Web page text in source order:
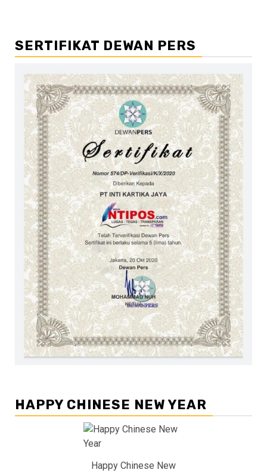
SERTIFIKAT DEWAN PERS
HAPPY CHINESE NEW YEAR
Happy Chinese New